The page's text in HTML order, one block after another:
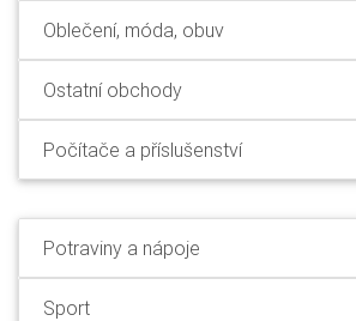
Oblečení, móda, obuv
Ostatní obchody
Počítače a příslušenství
Potraviny a nápoje
Sport